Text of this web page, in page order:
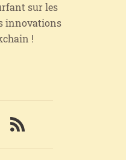
sur les
innovations
!